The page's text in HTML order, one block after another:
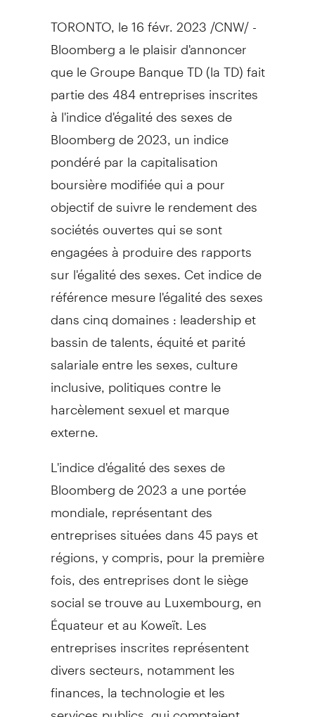
TORONTO, le 16 févr. 2023 /CNW/ -
Bloomberg a le plaisir d'annoncer
que le Groupe Banque TD (la TD) fait
partie des 484 entreprises inscrites
à l'indice d'égalité des sexes de
Bloomberg de2023, un indice
pondéré par la capitalisation
boursière modifiée qui a pour
objectif de suivre le rendement des
sociétés ouvertes qui se sont
engagées à produire des rapports
sur l'égalité des sexes. Cet indice de
référence mesure l'égalité des sexes
dans cinq domaines : leadership et
bassin de talents, équité et parité
salariale entre les sexes, culture
inclusive, politiques contre le
harcèlement sexuel et marque
externe.
L'indice d'égalité des sexes de
Bloomberg de 2023 a une portée
mondiale, représentant des
entreprises situées dans 45 pays et
régions, y compris, pour la première
fois, des entreprises dont le siège
social se trouve au Luxembourg , en
Équateur et au Koweït. Les
entreprises inscrites représentent
divers secteurs, notamment les
finances, la technologie et les
services publics, qui comptaient